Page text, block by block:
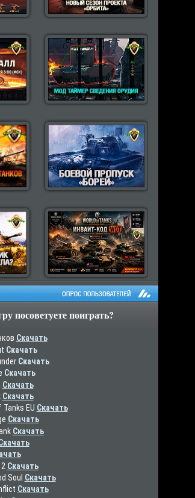
посоветуете поиграть?
Скачать
Скачать
Скачать
Скачать
Скачать
Скачать
Tanks EU Скачать
Скачать
Скачать
Скачать
Soul Скачать
Скачать